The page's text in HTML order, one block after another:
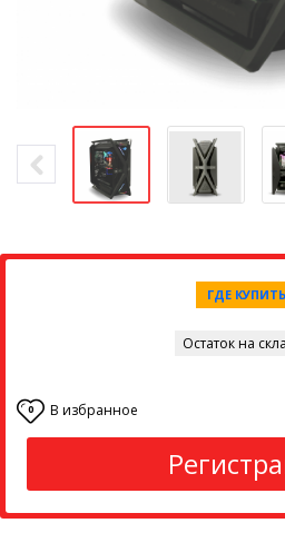
ГДЕ
Остаток на
0 В избранное